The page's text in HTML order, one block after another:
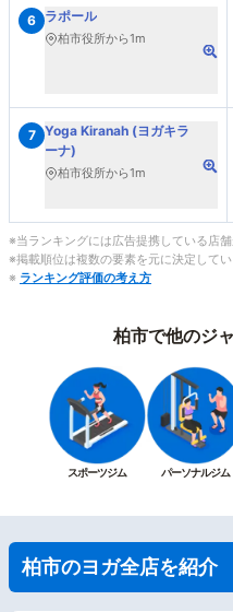
6 ラポール
柏市役所から1m
7 Yoga Kiranah (ヨガキラ
ーナ)
柏市役所から1m
※当ランキングには広告提携している店舗
※掲載順位は複数の要素を元に決定してい
※ ランキング評価の考え方
柏市で他のジ
スポーツジム パーソナルジム
柏市のヨガ全店を紹介